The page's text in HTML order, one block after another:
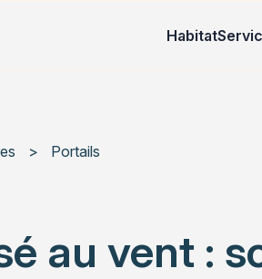
Habitat
> Portails
au vent :